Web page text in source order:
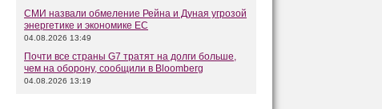
СМИ назвали обмеление Рейна и Дуная угрозой
энергетике и экономике ЕС
04.08.2026 13:49
Почти все страны G7 тратят на долги больше,
чем на оборону, сообщили в Bloomberg
04.08.2026 13:19